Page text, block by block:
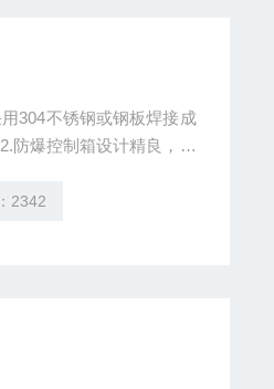
304不锈钢或钢板焊接成
2342